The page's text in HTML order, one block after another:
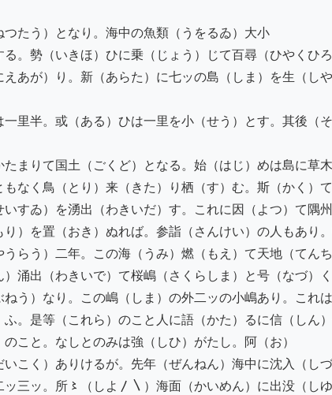
たう）となり。海中の魚類（うをるゐ）大小
。勢（いきほ）ひに乗（じょう）じて百尋（ひやくひ
あが）り。新（あらた）に七ッの島（しま）を生（し
里半。或（ある）ひは一里を小（せう）とす。其後（そ
まりて国土（ごくど）となる。始（はじ）めは島に草
なく鳥（とり）来（きた）り栖（す）む。斯（かく）て
すゐ）を湧出（わきいだ）す。これに因（よつ）て隅州
）を置（おき）ぬれば。参詣（さんけい）の人もあり
らう）二年。この海（うみ）燃（もえ）て天地（てん
涌出（わきいで）て桜嶋（さくらしま）と号（なづ）
う）なり。この嶋（しま）の外二ッの小嶋あり。これ
。是等（これら）のこと人に語（かた）るに信（しん
こと。なしとのみは強（しひ）がたし。阿（お）
こく）ありけるが。先年（ぜんねん）海中に沈入（しづ
三ッ。所〻（しよ〳〵）海面（かいめん）に出没（し